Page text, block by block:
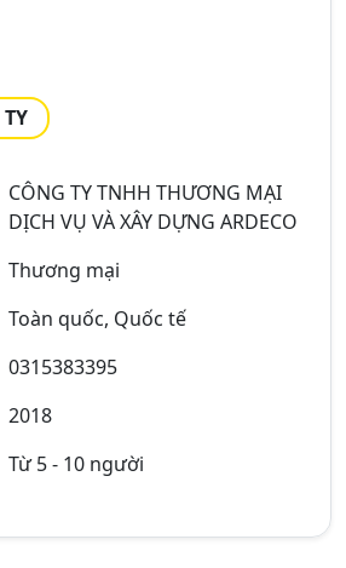
CÔNG TY TNHH THƯƠNG MẠI
DỊCH VỤ VÀ XÂY DỰNG ARDECO
Thương mại
Toàn quốc, Quốc tế
0315383395
2018
Từ 5 - 10 người